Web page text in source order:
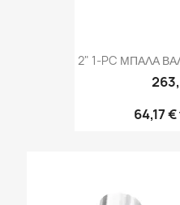
2" 1-PC ΜΠΑΛΑ
64,17 €